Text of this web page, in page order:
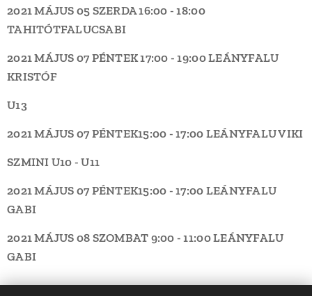
2021 MÁJUS 05 SZERDA16:00 - 18:00
TAHITÓTFALUCSABI
2021 MÁJUS 07 PÉNTEK17:00 - 19:00LEÁNYFALU
KRISTÓF
U13
2021MÁJUS 07 PÉNTEK15:00 - 17:00 LEÁNYFALUVIKI
SZMINI U10 - U11
2021MÁJUS 07 PÉNTEK15:00 - 17:00 LEÁNYFALU
GABI
2021 MÁJUS 08 SZOMBAT 9:00 - 11:00LEÁNYFALU
GABI